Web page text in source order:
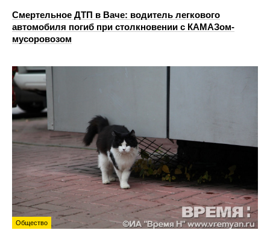
Смертельное ДТП в Ваче: водитель легкового
автомобиля погиб при столкновении с КАМАЗом-
мусоровозом
Общество